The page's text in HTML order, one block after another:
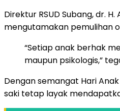
Direktur RSUD Subang, dr.
mengutamakan pemulihan
“Setiap anak berhak
maupun psikologis,”
Dengan semangat Hari
saki tetap layak